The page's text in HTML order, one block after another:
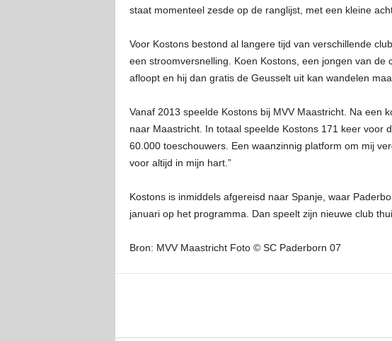
staat momenteel zesde op de ranglijst, met een kleine
Voor Kostons bestond al langere tijd van verschillende
een stroomversnelling. Koen Kostons, een jongen van
afloopt en hij dan gratis de Geusselt uit kan wandelen
Vanaf 2013 speelde Kostons bij MVV Maastricht. Na een
naar Maastricht. In totaal speelde Kostons 171 keer voor
60.000 toeschouwers. Een waanzinnig platform om mij
voor altijd in mijn hart.”
Kostons is inmiddels afgereisd naar Spanje, waar
januari op het programma. Dan speelt zijn nieuwe club
Bron: MVV Maastricht Foto © SC Paderborn 07